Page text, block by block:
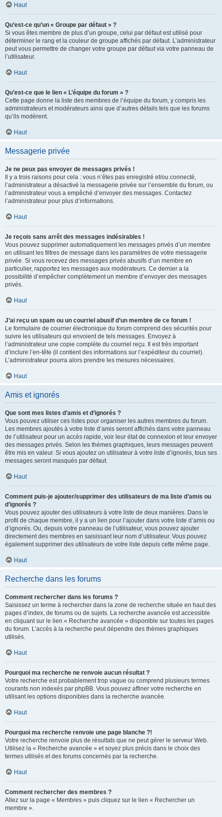
Haut
Qu’est-ce qu’un « Groupe par défaut » ?
Si vous êtes membre de plus d’un groupe, celui par défaut est utilisé pour
déterminer le rang et la couleur de groupe affichés par défaut. L’administrateur
peut vous permettre de changer votre groupe par défaut via votre panneau de
l’utilisateur.
Haut
Qu’est-ce que le lien « L’équipe du forum » ?
Cette page donne la liste des membres de l’équipe du forum, y compris les
administrateurs et modérateurs ainsi que d’autres détails tels que les forums
qu’ils modèrent.
Haut
Messagerie privée
Je ne peux pas envoyer de messages privés !
Il y a trois raisons pour cela : vous n’êtes pas enregistré et/ou connecté,
l’administrateur a désactivé la messagerie privée sur l’ensemble du forum, ou
l’administrateur vous a empêché d’envoyer des messages. Contactez
l’administrateur pour plus d’informations.
Haut
Je reçois sans arrêt des messages indésirables !
Vous pouvez supprimer automatiquement les messages privés d’un membre
en utilisant les filtres de message dans les paramètres de votre messagerie
privée. Si vous recevez des messages privés abusifs d’un membre en
particulier, rapportez les messages aux modérateurs. Ce dernier a la
possibilité d’empêcher complètement un membre d’envoyer des messages
privés.
Haut
J’ai reçu un spam ou un courriel abusif d’un membre de ce forum !
Le formulaire de courrier électronique du forum comprend des sécurités pour
suivre les utilisateurs qui envoient de tels messages. Envoyez à
l’administrateur une copie complète du courriel reçu. Il est très important
d’inclure l’en-tête (il contient des informations sur l’expéditeur du courriel).
L’administrateur pourra alors prendre les mesures nécessaires.
Haut
Amis et ignorés
Que sont mes listes d’amis et d’ignorés ?
Vous pouvez utiliser ces listes pour organiser les autres membres du forum.
Les membres ajoutés à votre liste d’amis seront affichés dans votre panneau
de l’utilisateur pour un accès rapide, voir leur état de connexion et leur envoyer
des messages privés. Selon les thèmes graphiques, leurs messages peuvent
être mis en valeur. Si vous ajoutez un utilisateur à votre liste d’ignorés, tous ses
messages seront masqués par défaut.
Haut
Comment puis-je ajouter/supprimer des utilisateurs de ma liste d’amis ou
d’ignorés ?
Vous pouvez ajouter des utilisateurs à votre liste de deux manières. Dans le
profil de chaque membre, il y a un lien pour l’ajouter dans votre liste d’amis ou
d’ignorés. Ou, depuis votre panneau de l’utilisateur, vous pouvez ajouter
directement des membres en saisissant leur nom d’utilisateur. Vous pouvez
également supprimer des utilisateurs de votre liste depuis cette même page.
Haut
Recherche dans les forums
Comment rechercher dans les forums ?
Saisissez un terme à rechercher dans la zone de recherche située en haut des
pages d’index, de forums ou de sujets. La recherche avancée est accessible
en cliquant sur le lien « Recherche avancée » disponible sur toutes les pages
du forum. L’accès à la recherche peut dépendre des thèmes graphiques
utilisés.
Haut
Pourquoi ma recherche ne renvoie aucun résultat ?
Votre recherche est probablement trop vague ou comprend plusieurs termes
courants non indexés par phpBB. Vous pouvez affiner votre recherche en
utilisant les options disponibles dans la recherche avancée.
Haut
Pourquoi ma recherche renvoie une page blanche ?!
Votre recherche renvoie plus de résultats que ne peut gérer le serveur Web.
Utilisez la « Recherche avancée » et soyez plus précis dans le choix des
termes utilisés et des forums concernés par la recherche.
Haut
Comment rechercher des membres ?
Allez sur la page « Membres » puis cliquez sur le lien « Rechercher un
membre ».